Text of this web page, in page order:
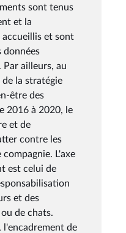
sont tenus
et la
et sont
données
Par ailleurs, au
la stratégie
être des
2016 à 2020, le
et de
contre les
L'axe
est celui de
et des
de chats.
l'encadrement de